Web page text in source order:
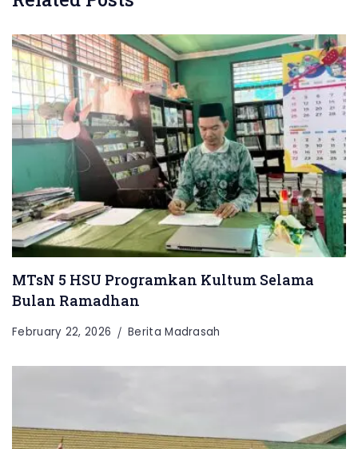
MTsN 5 HSU Programkan Kultum Selama
Bulan Ramadhan
February 22, 2026 Berita Madrasah